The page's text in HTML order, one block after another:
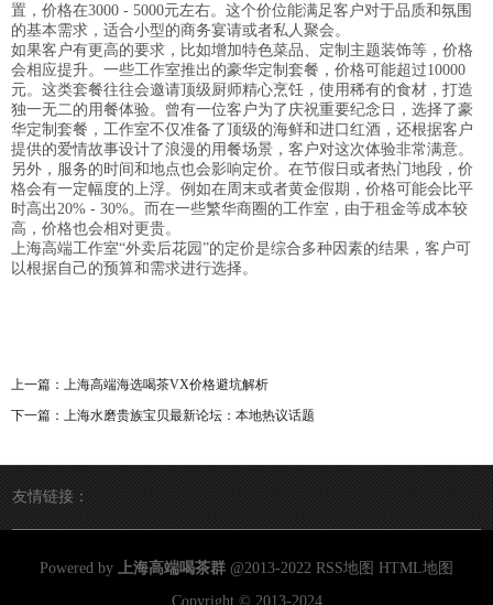
置，价格在3000 - 5000元左右。这个价位能满足客户对于品质和氛围
的基本需求，适合小型的商务宴请或者私人聚会。
如果客户有更高的要求，比如增加特色菜品、定制主题装饰等，价格
会相应提升。一些工作室推出的豪华定制套餐，价格可能超过10000
元。这类套餐往往会邀请顶级厨师精心烹饪，使用稀有的食材，打造
独一无二的用餐体验。曾有一位客户为了庆祝重要纪念日，选择了豪
华定制套餐，工作室不仅准备了顶级的海鲜和进口红酒，还根据客户
提供的爱情故事设计了浪漫的用餐场景，客户对这次体验非常满意。
另外，服务的时间和地点也会影响定价。在节假日或者热门地段，价
格会有一定幅度的上浮。例如在周末或者黄金假期，价格可能会比平
时高出20% - 30%。而在一些繁华商圈的工作室，由于租金等成本较
高，价格也会相对更贵。
上海高端工作室“外卖后花园”的定价是综合多种因素的结果，客户可
以根据自己的预算和需求进行选择。
上一篇： 上海高端海选喝茶VX价格避坑解析
下一篇： 上海水磨贵族宝贝最新论坛：本地热议话题
友情链接：
Powered by 上海高端喝茶群 @2013-2022 RSS地图 HTML地图
Copyright © 2013-2024